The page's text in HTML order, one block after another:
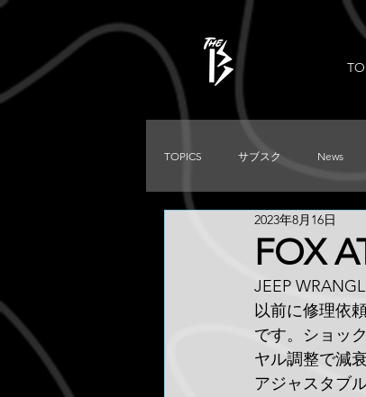
TOPICS サブスク News
Used
LC250
FOX
2023年8月16日
JEEP
以前に修理依
です。ショッ
ヤル調整で減
アジャスタブ